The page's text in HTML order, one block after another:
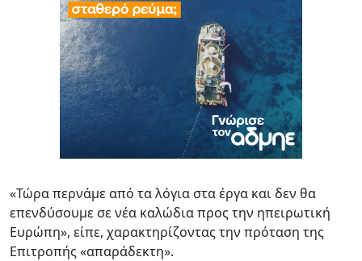
«Τώρα περνάμε από τα λόγια στα έργα και δεν θα
επενδύσουμε σε νέα καλώδια προς την ηπειρωτική
Ευρώπη», είπε, χαρακτηρίζοντας την πρόταση της
Επιτροπής «απαράδεκτη».